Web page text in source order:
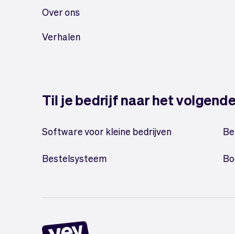
Over ons
Verhalen
Til je bedrijf naar het
Software voor kleine bedrijven
Bestelsysteem